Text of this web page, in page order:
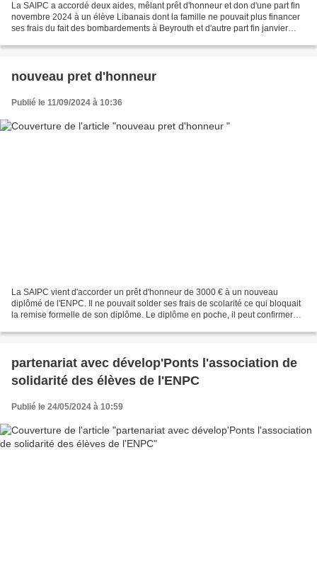
La SAIPC a accordé deux aides, mêlant prêt d'honneur et don d'une part fin
novembre 2024 à un élève Libanais dont la famille ne pouvait plus financer
ses frais du fait des bombardements à Beyrouth et d'autre part fin janvier
nouveau pret d'honneur
Publié le 11/09/2024 à 10:36
La SAIPC vient d'accorder un prêt d'honneur de 3000 € à un nouveau
diplômé de l'ENPC. Il ne pouvait solder ses frais de scolarité ce qui bloquait
la remise formelle de son diplôme. Le diplôme en poche, il peut confirmer
partenariat avec dévelop'Ponts l'association de
solidarité des élèves de l'ENPC
Publié le 24/05/2024 à 10:59